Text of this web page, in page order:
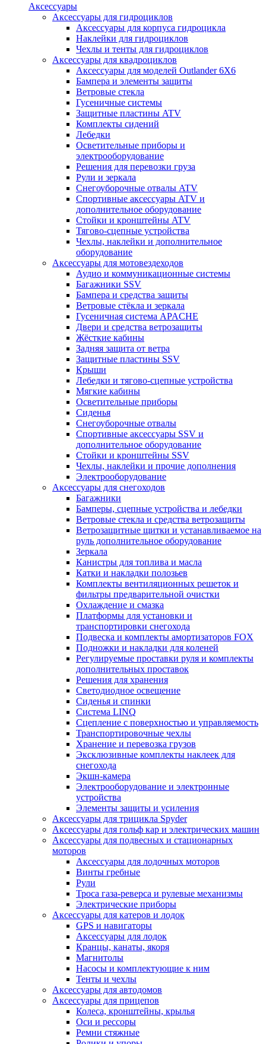
Аксессуары
Аксессуары для гидроциклов
Аксессуары для корпуса гидроцикла
Наклейки для гидроциклов
Чехлы и тенты для гидроциклов
Аксессуары для квадроциклов
Аксессуары для моделей Outlander 6X6
Бампера и элементы защиты
Ветровые стекла
Гусеничные системы
Защитные пластины ATV
Комплекты сидений
Лебедки
Осветительные приборы и
электрооборудование
Решения для перевозки груза
Рули и зеркала
Снегоуборочные отвалы ATV
Спортивные аксессуары ATV и
дополнительное оборудование
Стойки и кронштейны ATV
Тягово-сцепные устройства
Чехлы, наклейки и дополнительное
оборудование
Аксессуары для мотовездеходов
Аудио и коммуникационные системы
Багажники SSV
Бампера и средства защиты
Ветровые стёкла и зеркала
Гусеничная система APACHE
Двери и средства ветрозащиты
Жёсткие кабины
Задняя защита от ветра
Защитные пластины SSV
Крыши
Лебедки и тягово-сцепные устройства
Мягкие кабины
Осветительные приборы
Сиденья
Снегоуборочные отвалы
Спортивные аксессуары SSV и
дополнительное оборудование
Стойки и кронштейны SSV
Чехлы, наклейки и прочие дополнения
Электрооборудование
Аксессуары для снегоходов
Багажники
Бамперы, сцепные устройства и лебедки
Ветровые стекла и средства ветрозащиты
Ветрозащитные щитки и устанавливаемое на
руль дополнительное оборудование
Зеркала
Канистры для топлива и масла
Катки и накладки полозьев
Комплекты вентиляционных решеток и
фильтры предварительной очистки
Охлаждение и смазка
Платформы для установки и
транспортировки снегохода
Подвеска и комплекты амортизаторов FOX
Подножки и накладки для коленей
Регулируемые проставки руля и комплекты
дополнительных проставок
Решения для хранения
Светодиодное освещение
Сиденья и спинки
Система LINQ
Сцепление с поверхностью и управляемость
Транспортировочные чехлы
Хранение и перевозка грузов
Эксклюзивные комплекты наклеек для
снегохода
Экшн-камера
Электрооборудование и электронные
устройства
Элементы защиты и усиления
Аксессуары для трицикла Spyder
Аксессуары для гольф кар и электрических машин
Аксессуары для подвесных и стационарных
моторов
Аксессуары для лодочных моторов
Винты гребные
Рули
Троса газа-реверса и рулевые механизмы
Электрические приборы
Аксессуары для катеров и лодок
GPS и навигаторы
Аксессуары для лодок
Кранцы, канаты, якоря
Магнитолы
Насосы и комплектующие к ним
Тенты и чехлы
Аксессуары для автодомов
Аксессуары для прицепов
Колеса, кронштейны, крылья
Оси и рессоры
Ремни стяжные